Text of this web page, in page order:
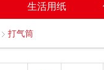
生活用纸
打气筒